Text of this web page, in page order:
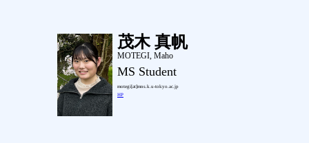
茂木 真帆
MOTEGI, Maho
MS Student
motegi[at]mns.k.u-tokyo.ac.jp
HP